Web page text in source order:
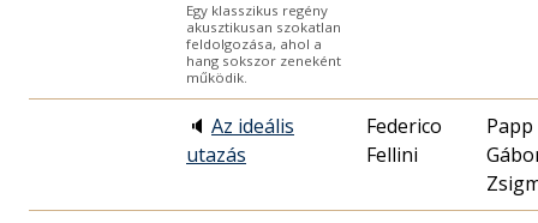
Egy klasszikus regény
akusztikusan szokatlan
feldolgozása, ahol a
hang sokszor zeneként
működik.
🔈 Az ideális
utazás
Federico
Fellini
Papp